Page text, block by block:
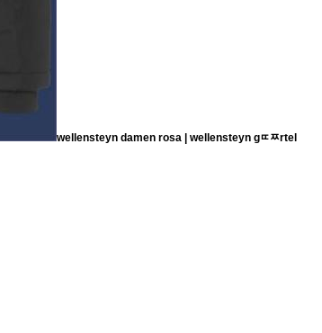
wellensteyn damen rosa | wellensteyn gﾨﾹrtel